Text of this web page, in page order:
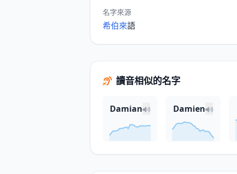
名字來源
希伯來語
讀音相似的名字
Damian Damien